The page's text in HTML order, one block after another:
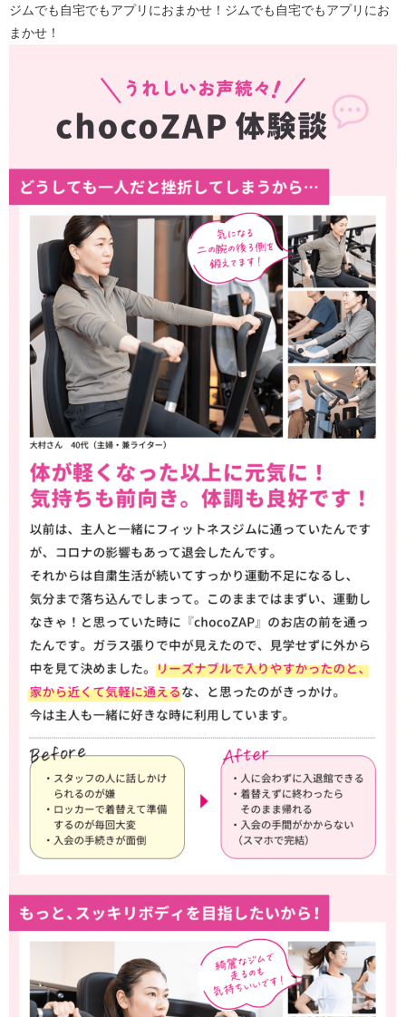
ジムでも自宅でもアプリにおまかせ！ジムでも自宅でもアプリにお
まかせ！